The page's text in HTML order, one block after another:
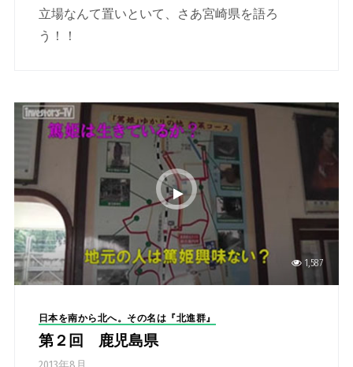
立場なんて置いといて、さあ宮崎県を語ろ
う！！
1,587
日本を南から北へ。その名は『北進群』
第２回 鹿児島県